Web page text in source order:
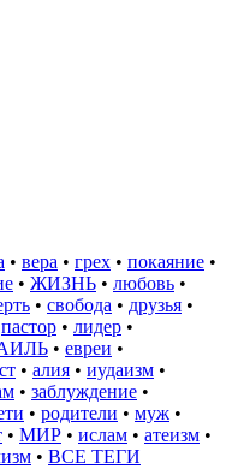
• вера • грех • покаяние •
• ЖИЗНЬ • любовь •
• свобода • друзья •
пастор • лидер •
• евреи •
• алия • иудаизм •
• заблуждение •
• родители • муж •
• МИР • ислам • атеизм •
• ВСЕ ТЕГИ